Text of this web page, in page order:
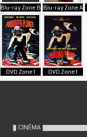
Blu-ray Zone B Blu-ray Zone A
DVD Zone 1 DVD Zone 1
CINÉMA